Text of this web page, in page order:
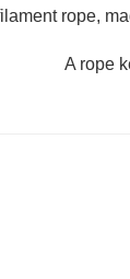
rope,
A rope